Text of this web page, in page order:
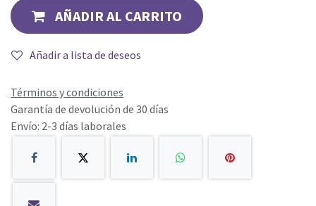
AÑADIR AL CARRITO
Añadir a lista de deseos
Términos y condiciones
Garantía de devolución de 30 días
Envío: 2-3 días laborales